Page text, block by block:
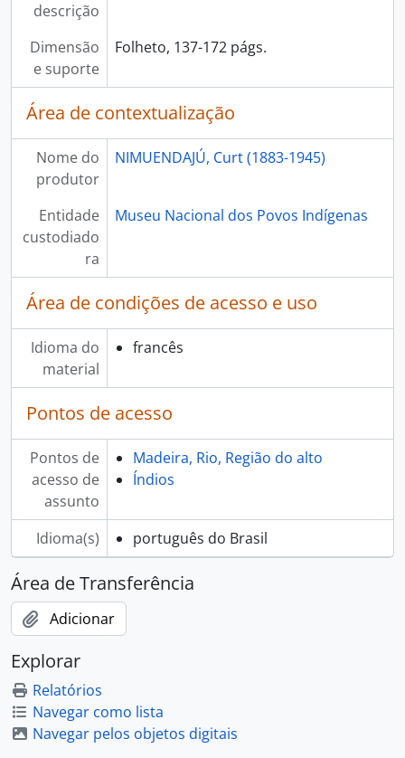
descrição
Dimensão
e suporte
Folheto, 137-172 págs.
Área de contextualização
Nome do
produtor
NIMUENDAJÚ, Curt (1883-1945)
Entidade
custodiado
ra
Museu Nacional dos Povos Indígenas
Área de condições de acesso e uso
Idioma do
material
francês
Pontos de acesso
Pontos de
acesso de
assunto
Madeira, Rio, Região do alto
Índios
Idioma(s) português do Brasil
Área de Transferência
Adicionar
Explorar
Relatórios
Navegar como lista
Navegar pelos objetos digitais